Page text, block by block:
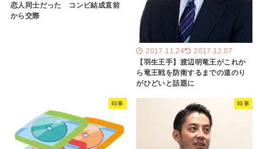
恋人同士だった コンビ結成直前
から交際
2017.11.24 2017.12.07
【羽生王手】渡辺明竜王がこれか
ら竜王戦を防衛するまでの道のり
がひどいと話題に
時事 時事